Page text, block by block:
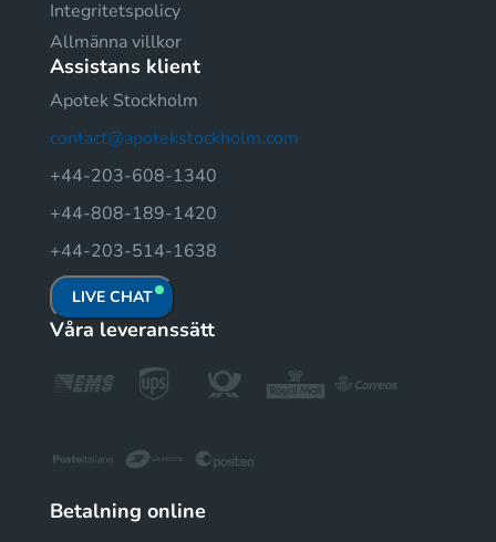
Integritetspolicy
Allmänna villkor
Assistans klient
Apotek Stockholm
contact@apotekstockholm.com
+44-203-608-1340
+44-808-189-1420
+44-203-514-1638
LIVE CHAT
Våra leveranssätt
Betalning online